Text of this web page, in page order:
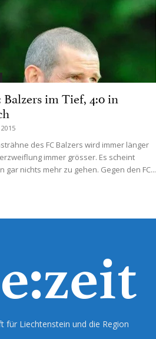
Balzers im Tief, 4:0 in
des FC Balzers wird immer länger
immer grösser. Es scheint
gar nichts mehr zu gehen. Gegen den FC...
für Liechtenstein und die Region